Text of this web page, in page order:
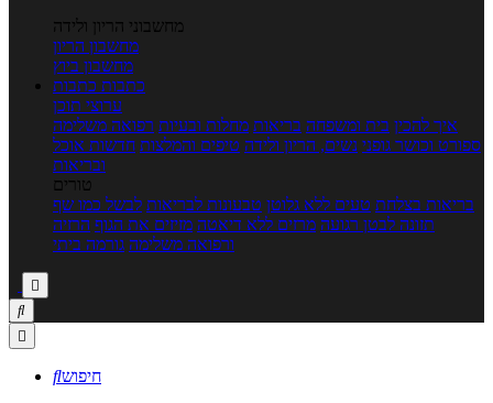
מחשבוני הריון ולידה
מחשבון הריון
מחשבון ביוץ
כתבות כתבות
ערוצי תוכן
איך להכין בית ומשפחה בריאות מחלות ובעיות רפואה משלימה
ספורט וכושר גופני נשים, הריון ולידה טיפים והמלצות חדשות אוכל
ובריאות
טורים
בריאות בצלחת טעים ללא גלוטן טבעונות לבריאות לבשל כמו שף
תזונה לבטן רגועה מרזים ללא דיאטה מזיזים את הגוף הרזיה
ורפואה משלימה גורמה ביתי



חיפוש